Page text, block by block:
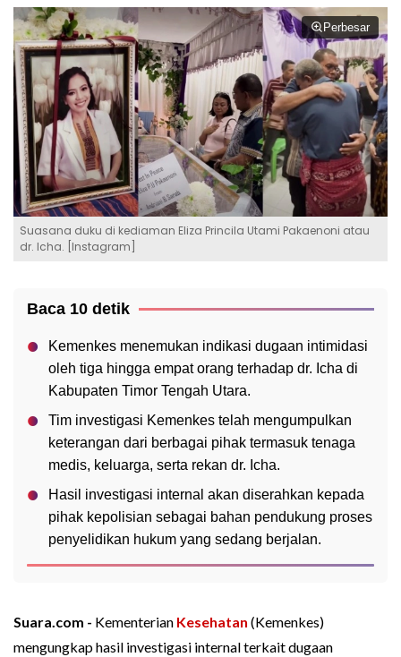
Perbesar
Suasana duku di kediaman Eliza Princila Utami Pakaenoni atau
dr. Icha. [Instagram]
Baca 10 detik
Kemenkes menemukan indikasi dugaan intimidasi
oleh tiga hingga empat orang terhadap dr. Icha di
Kabupaten Timor Tengah Utara.
Tim investigasi Kemenkes telah mengumpulkan
keterangan dari berbagai pihak termasuk tenaga
medis, keluarga, serta rekan dr. Icha.
Hasil investigasi internal akan diserahkan kepada
pihak kepolisian sebagai bahan pendukung proses
penyelidikan hukum yang sedang berjalan.
Suara.com - Kementerian Kesehatan (Kemenkes)
mengungkap hasil investigasi internal terkait dugaan